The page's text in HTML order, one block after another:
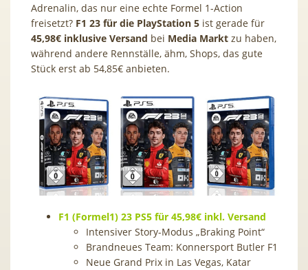
Adrenalin, das nur eine echte Formel 1-Action
freisetzt? F1 23 für die PlayStation 5 ist gerade für
45,98€ inklusive Versand bei Media Markt zu haben,
während andere Rennställe, ähm, Shops, das gute
Stück erst ab 54,85€ anbieten.
F1 (Formel1) 23 PS5 für 45,98€ inkl. Versand
Intensiver Story-Modus „Braking Point“
Brandneues Team: Konnersport Butler F1
Neue Grand Prix in Las Vegas, Katar